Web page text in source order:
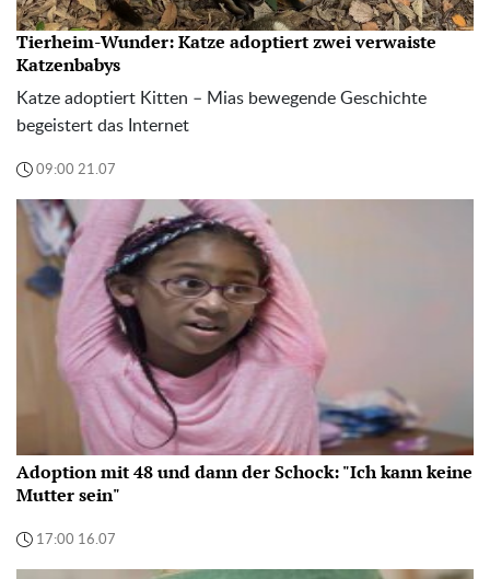
Tierheim-Wunder: Katze adoptiert zwei verwaiste
Katzenbabys
Katze adoptiert Kitten – Mias bewegende Geschichte
begeistert das Internet
09:00 21.07
Adoption mit 48 und dann der Schock: "Ich kann keine
Mutter sein"
17:00 16.07